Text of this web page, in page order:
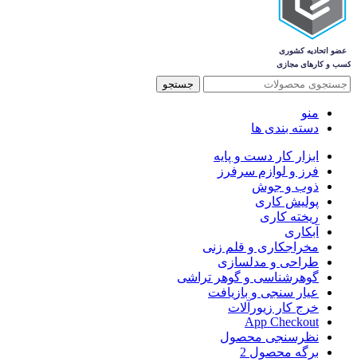
جستجو
منو
دسته بندی ها
ابزار کار دست و پایه
فرز و لوازم سرفرز
ذوب و جوش
پولیش کاری
ریخته کاری
آبکاری
مخراجکاری و قلم زنی
طراحی و مدلسازی
گوهرشناسی و گوهر تراشی
عیار سنجی و بازیافت
خرج کار زیورآلات
App Checkout
نظرسنجی محصول
برگه محصول 2